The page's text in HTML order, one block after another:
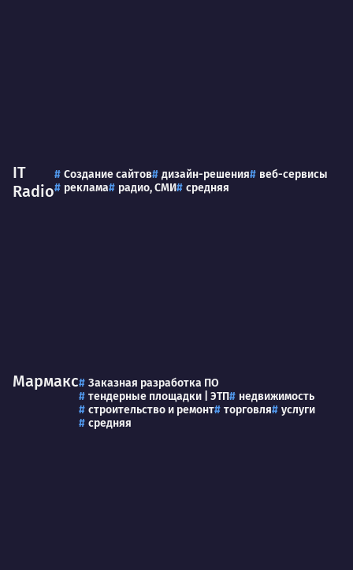
IT
Radio
Создание сайтов дизайн-решения
веб-сервисы
реклама
радио, СМИ средняя
Мармакс
Заказная разработка ПО
тендерные площадки | ЭТП
недвижимость
строительство и ремонт
торговля
услуги
средняя